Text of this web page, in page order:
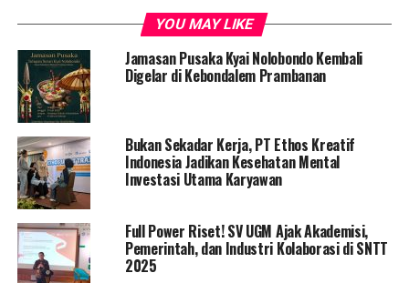
secara terusmenerus. Gagasan ini diawali oleh sejumlah
individu, dan melalui organisasi Patrapadi dan Jogja
Gallery, pameran ini diadakan.
Pameran ini menyediakan diri sebagai sarana untuk
mengingat, mempelajari, mengidentifikasi serta
mengimajinasikan segala hal yang terkait dengan
Diponegoro. Jadi dapat dikatakan bahwa pameran ini
menyajikan lukisan-lukisan “nyata”, berdasarkan biografi
sang pangeran.
Dalam pameran ini disajikan sejumlah 50 kisah yang
YOU MAY LIKE
Jamasan Pusaka Kyai Nolobondo Kembali
Digelar di Kebondalem Prambanan
Bukan Sekadar Kerja, PT Ethos Kreatif
Indonesia Jadikan Kesehatan Mental
Investasi Utama Karyawan
Full Power Riset! SV UGM Ajak Akademisi,
Pemerintah, dan Industri Kolaborasi di SNTT
2025